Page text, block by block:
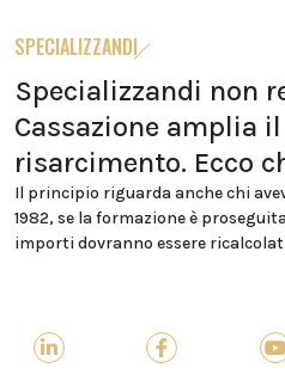
SPECIALIZZANDI
Specializzandi non
Cassazione amplia
risarcimento. Ecco
Il principio riguarda anche chi
1982, se la formazione è
importi dovranno essere